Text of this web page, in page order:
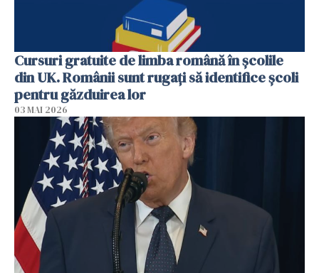
Cursuri gratuite de limba română în școlile
din UK. Românii sunt rugați să identifice școli
pentru găzduirea lor
03 MAI 2026